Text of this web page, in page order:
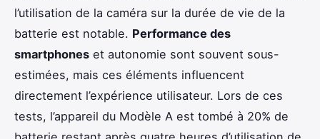
l’utilisation de la caméra sur la durée de vie de la
batterie est notable. Performance des
smartphones et autonomie sont souvent sous-
estimées, mais ces éléments influencent
directement l’expérience utilisateur. Lors de ces
tests, l’appareil du Modèle A est tombé à 20% de